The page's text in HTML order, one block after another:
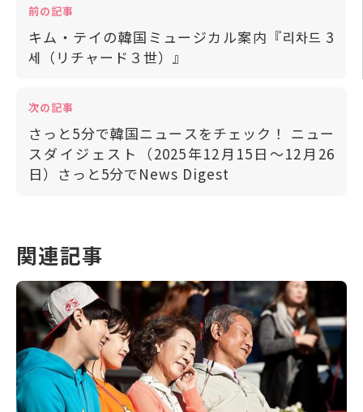
前の記事
キム・テイの韓国ミュージカル案内『리차드 3
세（リチャード３世）』
次の記事
さっと5分で韓国ニュースをチェック！ ニュー
スダイジェスト（2025年12月15日～12月26
日）さっと5分でNews Digest
関連記事